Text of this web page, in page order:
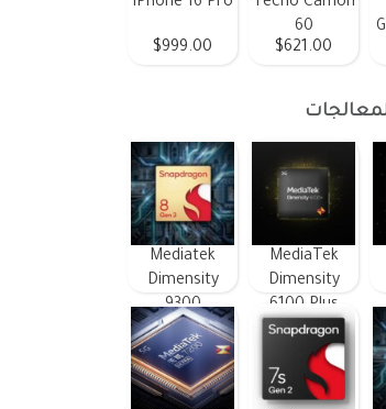
60
$621.00
$999.00
MediaTek
Dimensity
6100 Plus
Mediatek
Dimensity
9300